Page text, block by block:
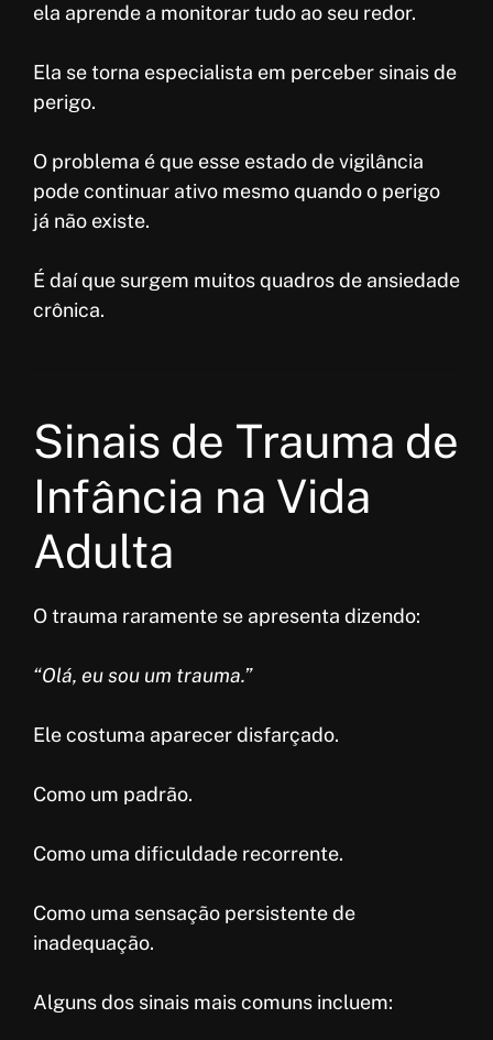
ela aprende a monitorar tudo ao seu redor.
Ela se torna especialista em perceber sinais de
perigo.
O problema é que esse estado de vigilância
pode continuar ativo mesmo quando o perigo
já não existe.
É daí que surgem muitos quadros de ansiedade
crônica.
Sinais de Trauma de
Infância na Vida
Adulta
O trauma raramente se apresenta dizendo:
“Olá, eu sou um trauma.”
Ele costuma aparecer disfarçado.
Como um padrão.
Como uma dificuldade recorrente.
Como uma sensação persistente de
inadequação.
Alguns dos sinais mais comuns incluem: